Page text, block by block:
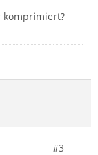
komprimiert?
#3